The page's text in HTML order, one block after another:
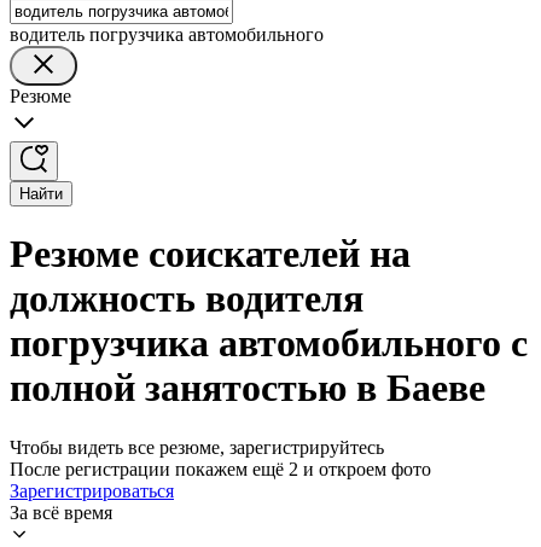
водитель погрузчика автомобильного
Резюме
Найти
Резюме соискателей на
должность водителя
погрузчика автомобильного с
полной занятостью в Баеве
Чтобы видеть все резюме, зарегистрируйтесь
После регистрации покажем ещё 2 и откроем фото
Зарегистрироваться
За всё время